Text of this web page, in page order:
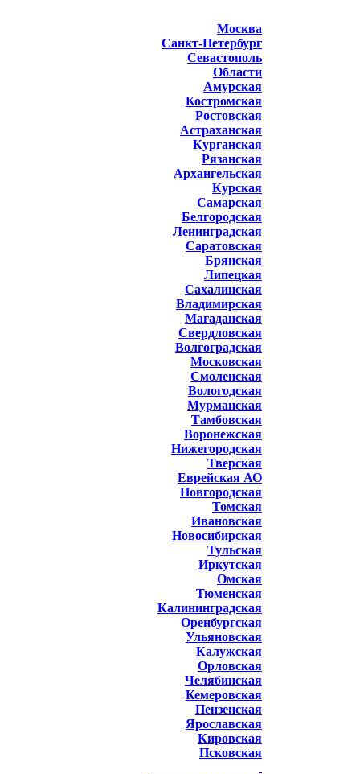
Москва
Санкт-Петербург
Севастополь
Области
Амурская
Костромская
Ростовская
Астраханская
Курганская
Рязанская
Архангельская
Курская
Самарская
Белгородская
Ленинградская
Саратовская
Брянская
Липецкая
Сахалинская
Владимирская
Магаданская
Свердловская
Волгоградская
Московская
Смоленская
Вологодская
Мурманская
Тамбовская
Воронежская
Нижегородская
Тверская
Еврейская АО
Новгородская
Томская
Ивановская
Новосибирская
Тульская
Иркутская
Омская
Тюменская
Калининградская
Оренбургская
Ульяновская
Калужская
Орловская
Челябинская
Кемеровская
Пензенская
Ярославская
Кировская
Псковская